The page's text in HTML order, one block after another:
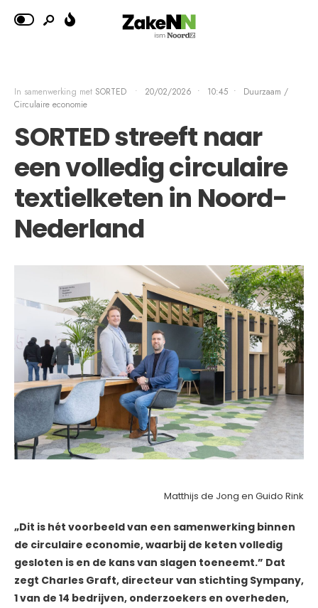
In samenwerking met SORTED • 20/02/2026 • 10:45 •
Duurzaam /
Circulaire economie
SORTED streeft naar
een volledig circulaire
textielketen in Noord-
Nederland
Matthijs de Jong en Guido Rink
„Dit is hét voorbeeld van een samenwerking binnen
de circulaire economie, waarbij de keten volledig
gesloten is en de kans van slagen toeneemt.” Dat
zegt Charles Graft, directeur van stichting Sympany,
1 van de 14 bedrijven, onderzoekers en overheden,